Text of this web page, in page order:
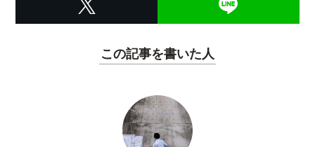
この記事を書いた人